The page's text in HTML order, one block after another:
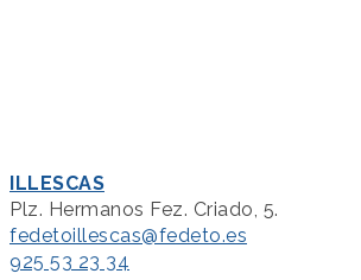
ILLESCAS
Plz. Hermanos Fez. Criado, 5.
fedetoillescas@fedeto.es
925 53 23 34